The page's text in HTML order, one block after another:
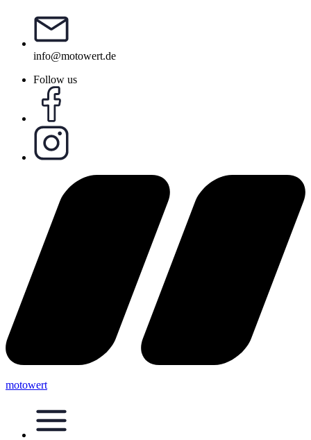
info@motowert.de
Follow us
motowert